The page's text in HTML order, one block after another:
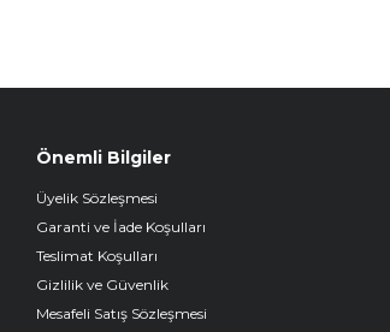
Önemli Bilgiler
Üyelik Sözleşmesi
Garanti ve İade Koşulları
Teslimat Koşulları
Gizlilik ve Güvenlik
Mesafeli Satış Sözleşmesi